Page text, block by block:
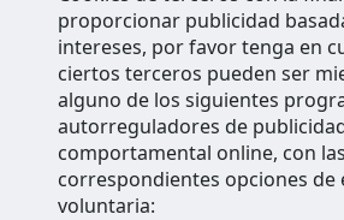
proporcionar publicidad
intereses, por favor tenga en
ciertos terceros pueden ser
alguno de los siguientes
autorreguladores de
comportamental online, con las
correspondientes opciones de
voluntaria: